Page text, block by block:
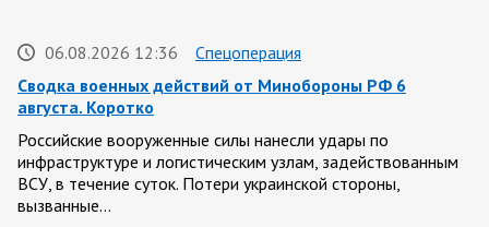
06.08.2026 12:36
Спецоперация
Сводка военных действий от Минобороны РФ 6
августа. Коротко
Российские вооруженные силы нанесли удары по
инфраструктуре и логистическим узлам, задействованным
ВСУ, в течение суток. Потери украинской стороны,
вызванные…